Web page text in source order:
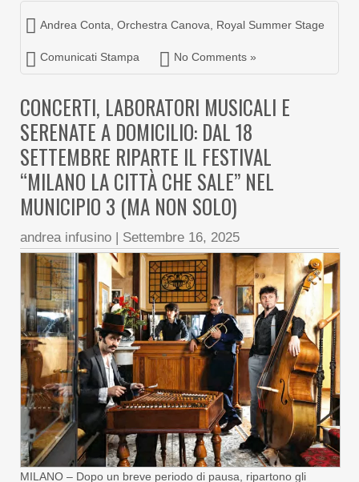
Andrea Conta Orchestra Canova Royal Summer Stage
Comunicati Stampa No Comments »
CONCERTI, LABORATORI MUSICALI E
SERENATE A DOMICILIO: DAL 18
SETTEMBRE RIPARTE IL FESTIVAL
“MILANO LA CITTÀ CHE SALE” NEL
MUNICIPIO 3 (MA NON SOLO)
andrea infusino | Settembre 16, 2025
MILANO – Dopo un breve periodo di pausa, ripartono gli